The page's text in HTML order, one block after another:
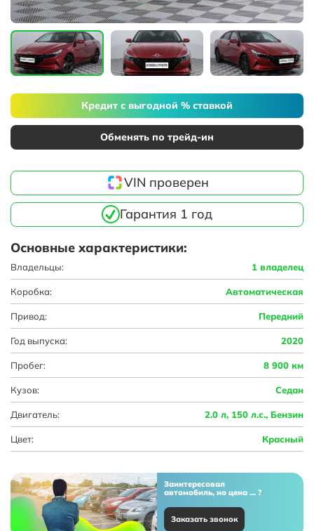
Кредит с выгодной % ставкой
Обменять по трейд-ин
VIN проверен
Гарантия 1 год
Основные характеристики:
Владельцы: 1 владелец
Коробка: Автоматическая
Привод: Передний
Год выпуска: 2020
Пробег: 8 900 км
Кузов: Седан
Двигатель: 2.0 л, 150 л.с., Бензин
Цвет: Красный
Заинтересовал
автомобиль, но цена ... ?
Заказать звонок